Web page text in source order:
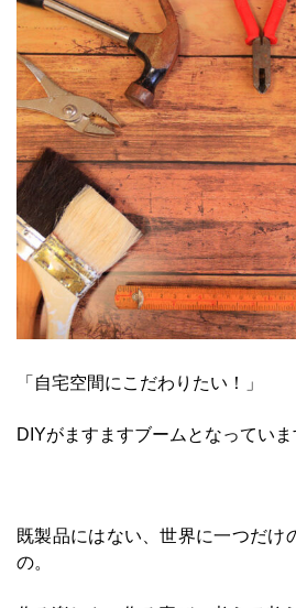
「自宅空間にこだわりたい！」
DIYがますますブームとなっていま
既製品にはない、世界に一つだけ
の。